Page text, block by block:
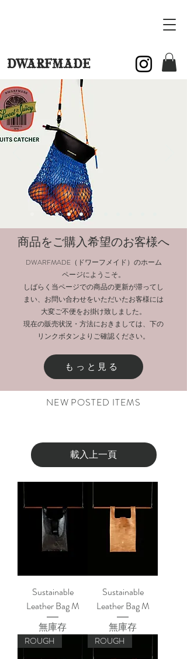
DWARFMADE
​商品をご購入希望のお客様へ
DWARFMADE（ドワーフメイド）のホーム
ページにようこそ。
しばらく当ページでの商品の更新が滞ってし
まい、お問い合わせをいただいたお客様には
大変ご不便をお掛け致しました。
​現在の販売状況・方法におきましては、下の
リンクボタンよりご確認ください。
もっと見る
NEW POSTED ITEMS
載入上一頁
Sustainable
Leather Bag M
無庫存
Sustainable
Leather Bag M
無庫存
ROUGH ROUGH